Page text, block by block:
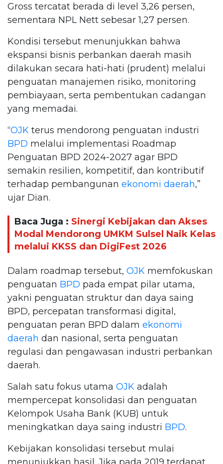
Gross tercatat berada di level 3,26 persen,
sementara NPL Nett sebesar 1,27 persen.
Kondisi tersebut menunjukkan bahwa
ekspansi bisnis perbankan daerah masih
dilakukan secara hati-hati (prudent) melalui
penguatan manajemen risiko, monitoring
pembiayaan, serta pembentukan cadangan
yang memadai.
“OJK terus mendorong penguatan industri
BPD melalui implementasi Roadmap
Penguatan BPD 2024-2027 agar BPD
semakin resilien, kompetitif, dan kontributif
terhadap pembangunan ekonomi daerah,”
ujar Dian.
Baca Juga : Sinergi Kebijakan dan Akses
Modal Mendorong UMKM Sulsel Naik Kelas
melalui KKSS dan DigiFest 2026
Dalam roadmap tersebut, OJK memfokuskan
penguatan BPD pada empat pilar utama,
yakni penguatan struktur dan daya saing
BPD, percepatan transformasi digital,
penguatan peran BPD dalam ekonomi
daerah dan nasional, serta penguatan
regulasi dan pengawasan industri perbankan
daerah.
Salah satu fokus utama OJK adalah
mempercepat konsolidasi dan penguatan
Kelompok Usaha Bank (KUB) untuk
meningkatkan daya saing industri BPD.
Kebijakan konsolidasi tersebut mulai